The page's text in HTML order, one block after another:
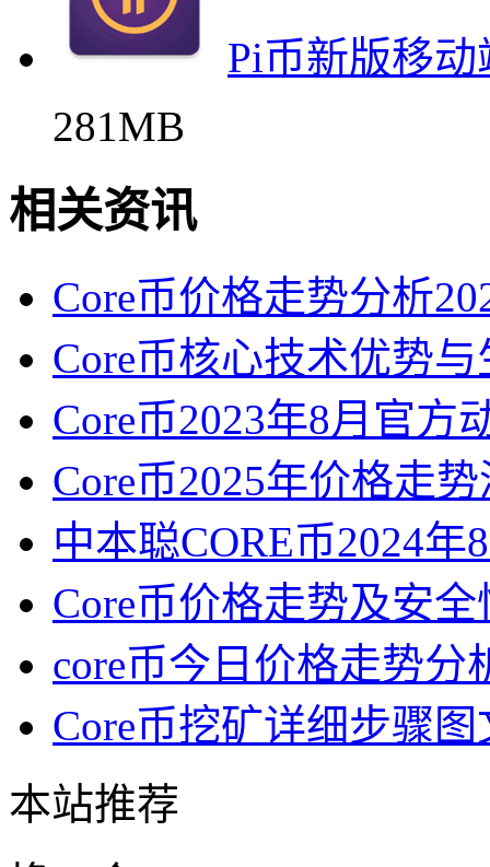
Pi币新版移
281MB
相关资讯
Core币价格走势分析
Core币核心技术优势
Core币2023年8月官方
Core币2025年价格走
中本聪CORE币2024年
Core币价格走势及安
core币今日价格走势分
Core币挖矿详细步骤
本站推荐